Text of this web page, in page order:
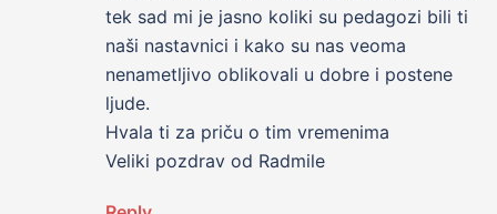
tek sad mi je jasno koliki su pedagozi bili ti
naši nastavnici i kako su nas veoma
nenametljivo oblikovali u dobre i postene
ljude.
Hvala ti za priču o tim vremenima
Veliki pozdrav od Radmile